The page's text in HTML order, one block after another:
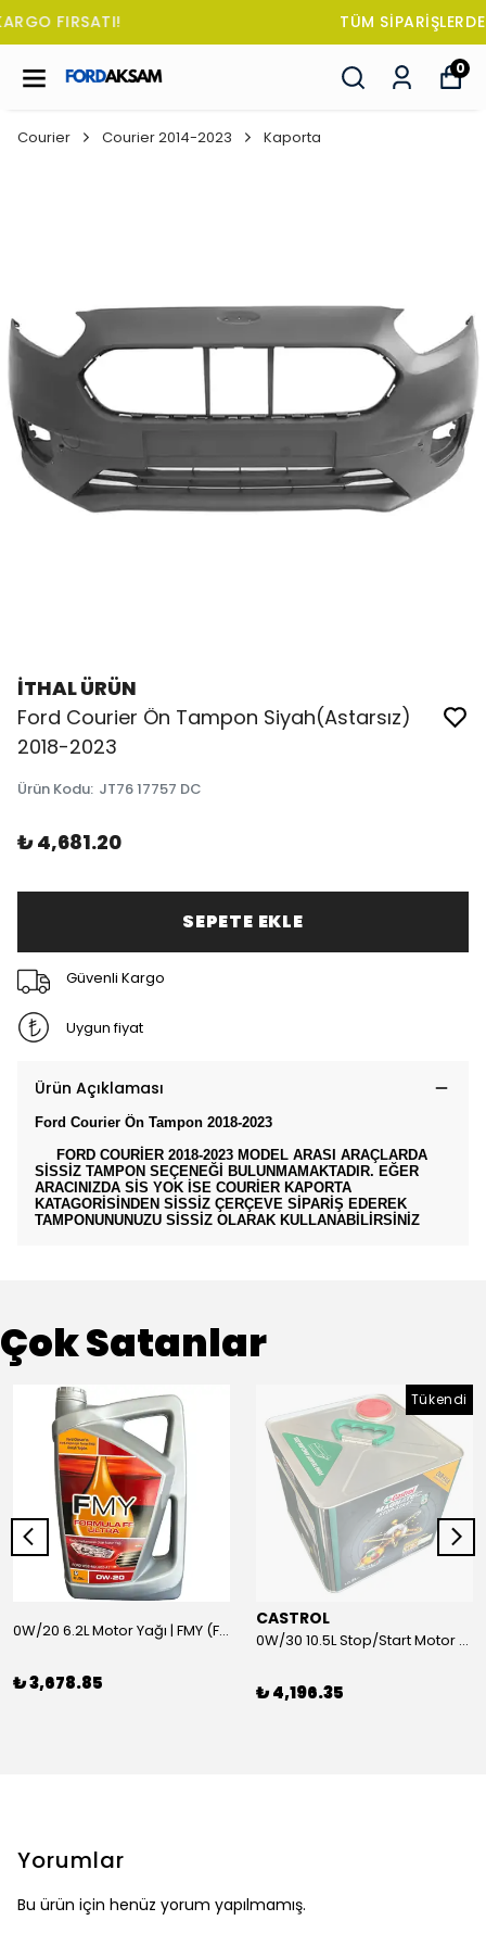
TÜM SİPARİŞLERDE OTO KOKUSU HEDİYE!
0
Courier Courier 2014-2023 Kaporta
İTHAL ÜRÜN
Ford Courier Ön Tampon Siyah(Astarsız)
2018-2023
Ürün Kodu: JT76 17757 DC
₺ 4,681.20
SEPETE EKLE
Güvenli Kargo
Uygun fiyat
Ürün Açıklaması
Ford Courier Ön Tampon 2018-2023
FORD COURİER 2018-2023 MODEL ARASI ARAÇLARDA
SİSSİZ TAMPON SEÇENEĞİ BULUNMAMAKTADIR. EĞER
ARACINIZDA SİS YOK İSE COURİER KAPORTA
KATAGORİSİNDEN SİSSİZ ÇERÇEVE SİPARİŞ EDEREK
TAMPONUNUNUZU SİSSİZ OLARAK KULLANABİLİRSİNİZ
Çok Satanlar
0W/20 6.2L Motor Yağı | FMY (Ford Motor Yağları)
₺ 3,678.85
Tükendi
CASTROL
0W/30 10.5L Stop/Start Motor Yağı | CASTROL
₺ 4,196.35
Yorumlar
Bu ürün için henüz yorum yapılmamış.